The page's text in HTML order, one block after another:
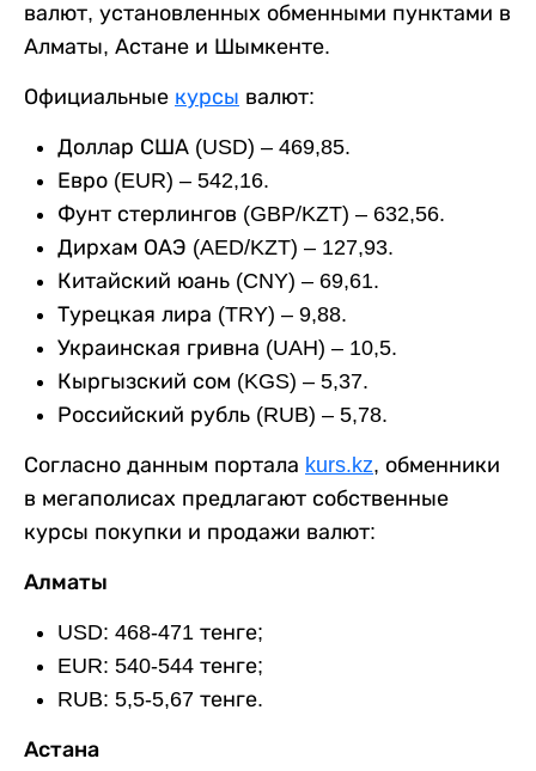
валют, установленных обменными пунктами в
Алматы, Астане и Шымкенте.
Официальные курсы валют:
Доллар США (USD) – 469,85.
Евро (EUR) – 542,16.
Фунт стерлингов (GBP/KZT) – 632,56.
Дирхам ОАЭ (AED/KZT) – 127,93.
Китайский юань (CNY) – 69,61.
Турецкая лира (TRY) – 9,88.
Украинская гривна (UAH) – 10,5.
Кыргызский сом (KGS) – 5,37.
Российский рубль (RUB) – 5,78.
Согласно данным портала kurs.kz, обменники
в мегаполисах предлагают собственные
курсы покупки и продажи валют:
Алматы
USD: 468-471 тенге;
EUR: 540-544 тенге;
RUB: 5,5-5,67 тенге.
Астана